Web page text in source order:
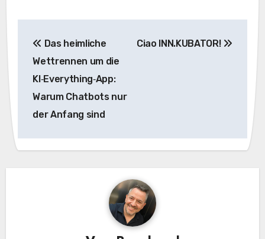
Das heimliche
Wettrennen um die
KI‑Everything‑App:
Warum Chatbots nur
der Anfang sind
Ciao INN.KUBATOR!